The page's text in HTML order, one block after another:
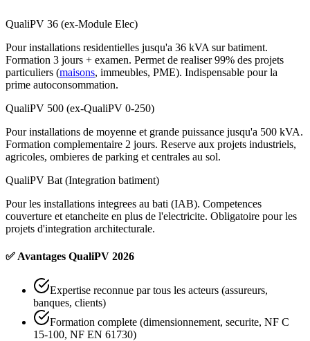
QualiPV 36 (ex-Module Elec)
Pour installations residentielles jusqu'a 36 kVA sur batiment.
Formation 3 jours + examen. Permet de realiser 99% des projets
particuliers (maisons, immeubles, PME). Indispensable pour la
prime autoconsommation.
QualiPV 500 (ex-QualiPV 0-250)
Pour installations de moyenne et grande puissance jusqu'a 500 kVA.
Formation complementaire 2 jours. Reserve aux projets industriels,
agricoles, ombieres de parking et centrales au sol.
QualiPV Bat (Integration batiment)
Pour les installations integrees au bati (IAB). Competences
couverture et etancheite en plus de l'electricite. Obligatoire pour les
projets d'integration architecturale.
✅ Avantages QualiPV 2026
Expertise reconnue par tous les acteurs (assureurs,
banques, clients)
Formation complete (dimensionnement, securite, NF C
15-100, NF EN 61730)